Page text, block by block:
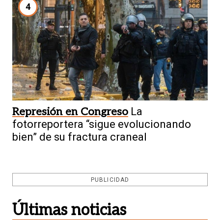
4
Represión en Congreso La
fotorreportera “sigue evolucionando
bien” de su fractura craneal
PUBLICIDAD
Últimas noticias